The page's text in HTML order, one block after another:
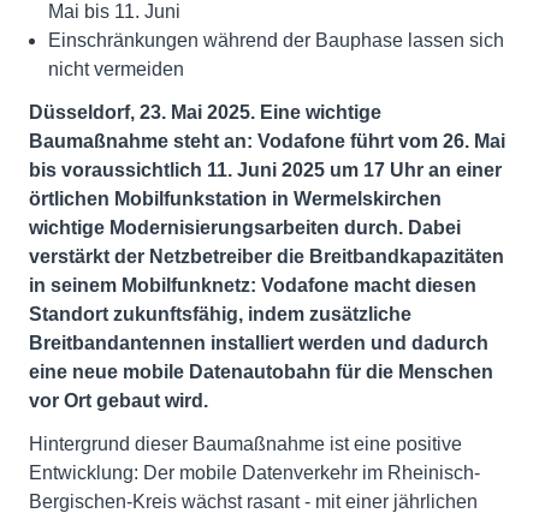
Mai bis 11. Juni
Einschränkungen während der Bauphase lassen sich
nicht vermeiden
Düsseldorf, 23. Mai 2025. Eine wichtige
Baumaßnahme steht an: Vodafone führt vom 26. Mai
bis voraussichtlich 11. Juni 2025 um 17 Uhr an einer
örtlichen Mobilfunkstation in Wermelskirchen
wichtige Modernisierungsarbeiten durch. Dabei
verstärkt der Netzbetreiber die Breitbandkapazitäten
in seinem Mobilfunknetz: Vodafone macht diesen
Standort zukunftsfähig, indem zusätzliche
Breitbandantennen installiert werden und dadurch
eine neue mobile Datenautobahn für die Menschen
vor Ort gebaut wird.
Hintergrund dieser Baumaßnahme ist eine positive
Entwicklung: Der mobile Datenverkehr im Rheinisch-
Bergischen-Kreis wächst rasant - mit einer jährlichen